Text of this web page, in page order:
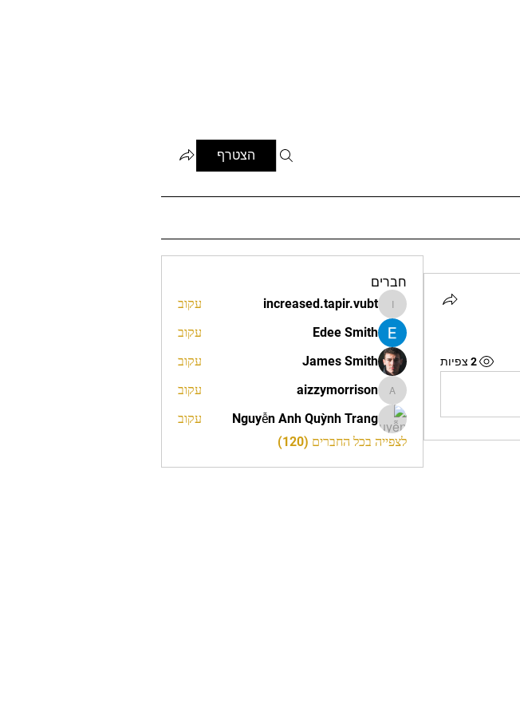
הצטרף
2 צפיות
חברים
increased.tapir.vubt
increased.tapir.vubt
עקוב
Edee Smith
עקוב
James Smith
עקוב
aizzymorrison
aizzymorrison
עקוב
Nguyễn Anh Quỳnh Trang
עקוב
לצפייה בכל החברים (120)